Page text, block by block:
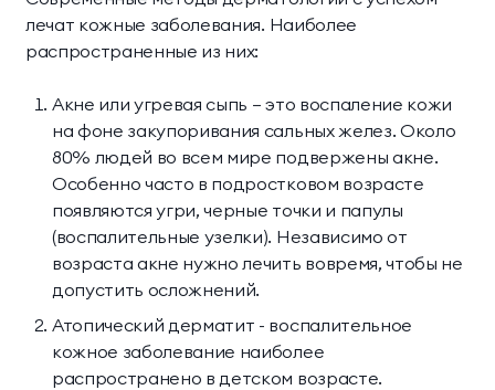
лечат кожные заболевания. Наиболее
распространенные из них:
Акне или угревая сыпь — это воспаление кожи
на фоне закупоривания сальных желез. Около
80% людей во всем мире подвержены акне.
Особенно часто в подростковом возрасте
появляются угри, черные точки и папулы
(воспалительные узелки). Независимо от
возраста акне нужно лечить вовремя, чтобы не
допустить осложнений.
Атопический дерматит - воспалительное
кожное заболевание наиболее
распространено в детском возрасте.